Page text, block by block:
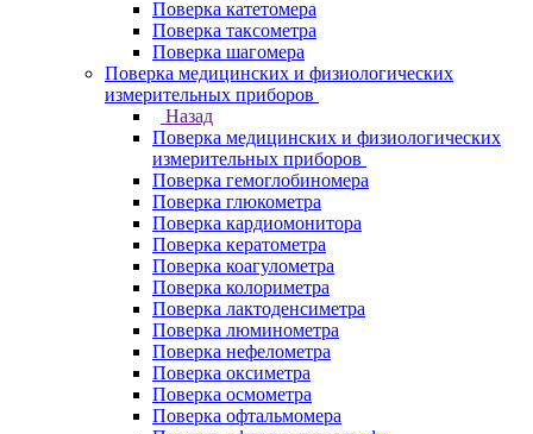
Поверка катетомера
Поверка таксометра
Поверка шагомера
Поверка медицинских и физиологических
измерительных приборов
Назад
Поверка медицинских и физиологических
измерительных приборов
Поверка гемоглобиномера
Поверка глюкометра
Поверка кардиомонитора
Поверка кератометра
Поверка коагулометра
Поверка колориметра
Поверка лактоденсиметра
Поверка люминометра
Поверка нефелометра
Поверка оксиметра
Поверка осмометра
Поверка офтальмомера